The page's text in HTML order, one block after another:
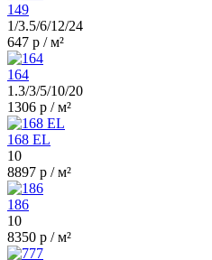
149
1/3.5/6/12/24
647 р / м²
164
1.3/3/5/10/20
1306 р / м²
168 EL
10
8897 р / м²
186
10
8350 р / м²